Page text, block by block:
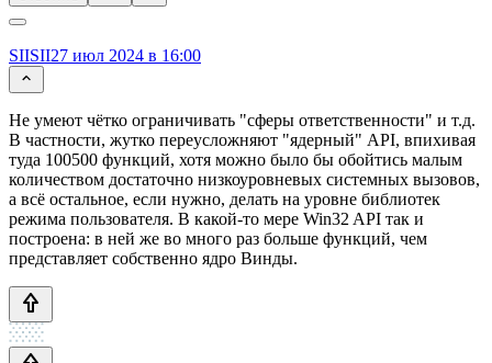
SIISII27 июл 2024 в 16:00
Не умеют чётко ограничивать "сферы ответственности" и т.д.
В частности, жутко переусложняют "ядерный" API, впихивая
туда 100500 функций, хотя можно было бы обойтись малым
количеством достаточно низкоуровневых системных вызовов,
а всё остальное, если нужно, делать на уровне библиотек
режима пользователя. В какой-то мере Win32 API так и
построена: в ней же во много раз больше функций, чем
представляет собственно ядро Винды.